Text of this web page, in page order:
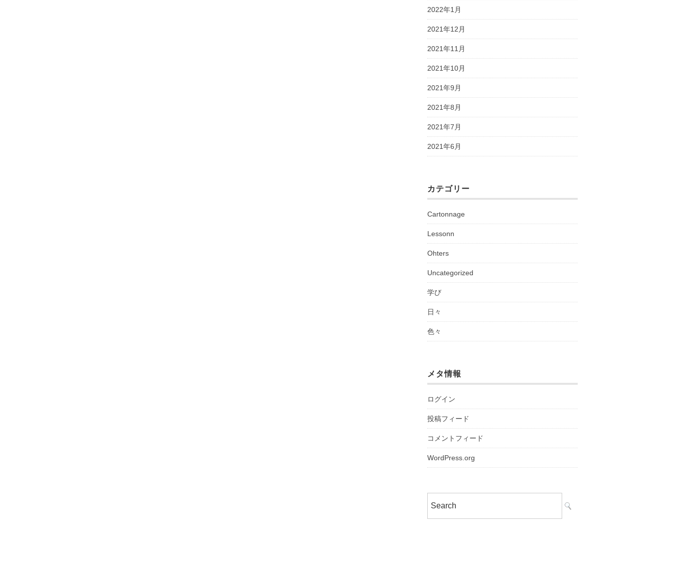
2022年1月
2021年12月
2021年11月
2021年10月
2021年9月
2021年8月
2021年7月
2021年6月
カテゴリー
Cartonnage
Lessonn
Ohters
Uncategorized
学び
日々
色々
メタ情報
ログイン
投稿フィード
コメントフィード
WordPress.org